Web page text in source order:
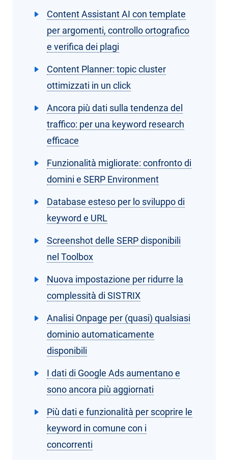
Content Assistant AI con template
per argomenti, controllo ortografico
e verifica dei plagi
Content Planner: topic cluster
ottimizzati in un click
Ancora più dati sulla tendenza del
traffico: per una keyword research
efficace
Funzionalità migliorate: confronto di
domini e SERP Environment
Database esteso per lo sviluppo di
keyword e URL
Screenshot delle SERP disponibili
nel Toolbox
Nuova impostazione per ridurre la
complessità di SISTRIX
Analisi Onpage per (quasi) qualsiasi
dominio automaticamente
disponibili
I dati di Google Ads aumentano e
sono ancora più aggiornati
Più dati e funzionalità per scoprire le
keyword in comune con i
concorrenti